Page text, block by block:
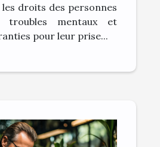
droits des personnes
troubles mentaux et
pour leur prise...